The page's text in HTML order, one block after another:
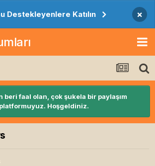
Destekleyenlere Katılın ×
faal olan, çok şukela bir paylaşım
platformuyuz. Hoşgeldiniz.